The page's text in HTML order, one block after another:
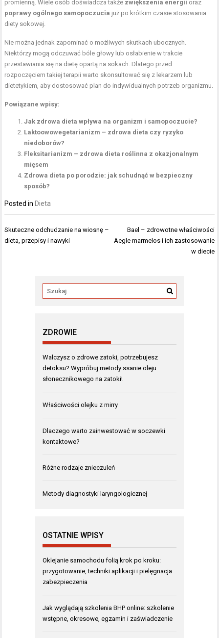
promienną. Wiele osób doświadcza także zwiększenia energii oraz
poprawy ogólnego samopoczucia już po krótkim czasie stosowania
diety sokowej.
Nie można jednak zapominać o możliwych skutkach ubocznych.
Niektórzy mogą odczuwać bóle głowy lub osłabienie w trakcie
przestawiania się na dietę opartą na sokach. Dlatego przed
rozpoczęciem takiej terapii warto skonsultować się z lekarzem lub
dietetykiem, aby dostosować plan do indywidualnych potrzeb organizmu.
Powiązane wpisy:
Jak zdrowa dieta wpływa na organizm i samopoczucie?
Laktoowowegetarianizm – zdrowa dieta czy ryzyko
niedoborów?
Fleksitarianizm – zdrowa dieta roślinna z okazjonalnym
mięsem
Zdrowa dieta po porodzie: jak schudnąć w bezpieczny
sposób?
Posted in Dieta
Nawigacja
wpisu
Skuteczne odchudzanie na wiosnę –
dieta, przepisy i nawyki
Bael – zdrowotne właściwości
Aegle marmelos i ich zastosowanie
w diecie
ZDROWIE
Walczysz o zdrowe zatoki, potrzebujesz
detoksu? Wypróbuj metody ssanie oleju
słonecznikowego na zatoki!
Właściwości olejku z mirry
Dlaczego warto zainwestować w soczewki
kontaktowe?
Różne rodzaje znieczuleń
Metody diagnostyki laryngologicznej
OSTATNIE WPISY
Oklejanie samochodu folią krok po kroku:
przygotowanie, techniki aplikacji i pielęgnacja
zabezpieczenia
Jak wyglądają szkolenia BHP online: szkolenie
wstępne, okresowe, egzamin i zaświadczenie